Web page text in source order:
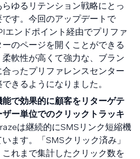
ゆるリテンション戦略にとっ
す。今回のアップデートで
エンドポイント経由でプリファ
のページを開くことができる
軟性が高くて強力な、ブラン
合ったプリファレンスセンター
きるようになりました。
能で効果的に顧客をリターゲテ
ザー単位でのクリックトラッキ
は継続的にSMSリンク短縮機
ます。「SMSクリック済み」
れまで集計したクリック数を